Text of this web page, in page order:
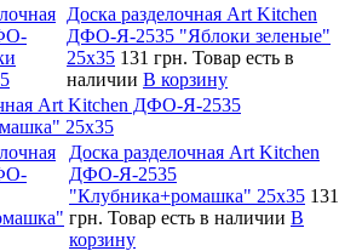
Доска разделочная Art Kitchen
ДФО-Я-2535 "Яблоки зеленые"
25х35 131 грн. Товар есть в
наличии В корзину
Art Kitchen ДФО-Я-2535
25х35
Доска разделочная Art Kitchen
ДФО-Я-2535
"Клубника+ромашка" 25х35 131
грн. Товар есть в наличии В
корзину